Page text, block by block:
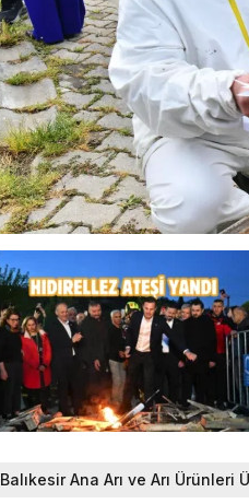
Balıkesir Ana Arı ve Arı Ürünleri